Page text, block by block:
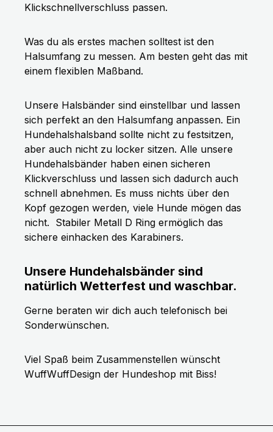
Klickschnellverschluss passen.
Was du als erstes machen solltest ist den
Halsumfang zu messen. Am besten geht das mit
einem flexiblen Maßband.
Unsere Halsbänder sind einstellbar und lassen
sich perfekt an den Halsumfang anpassen. Ein
Hundehalshalsband sollte nicht zu festsitzen,
aber auch nicht zu locker sitzen. Alle unsere
Hundehalsbänder haben einen sicheren
Klickverschluss und lassen sich dadurch auch
schnell abnehmen. Es muss nichts über den
Kopf gezogen werden, viele Hunde mögen das
nicht. Stabiler Metall D Ring ermöglich das
sichere einhacken des Karabiners.
Unsere Hundehalsbänder sind
natürlich Wetterfest und waschbar.
Gerne beraten wir dich auch telefonisch bei
Sonderwünschen.
Viel Spaß beim Zusammenstellen wünscht
WuffWuffDesign der Hundeshop mit Biss!